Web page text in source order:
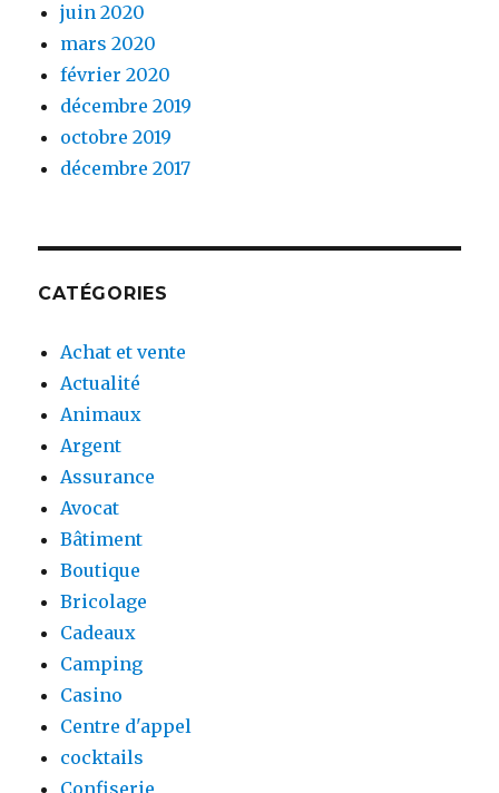
juin 2020
mars 2020
février 2020
décembre 2019
octobre 2019
décembre 2017
CATÉGORIES
Achat et vente
Actualité
Animaux
Argent
Assurance
Avocat
Bâtiment
Boutique
Bricolage
Cadeaux
Camping
Casino
Centre d'appel
cocktails